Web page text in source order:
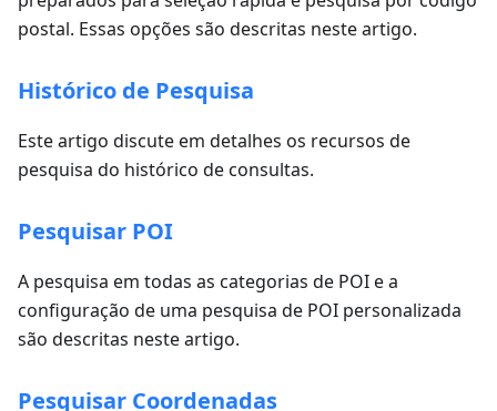
postal. Essas opções são descritas neste artigo.
Histórico de Pesquisa
Este artigo discute em detalhes os recursos de
pesquisa do histórico de consultas.
Pesquisar POI
A pesquisa em todas as categorias de POI e a
configuração de uma pesquisa de POI personalizada
são descritas neste artigo.
Pesquisar Coordenadas